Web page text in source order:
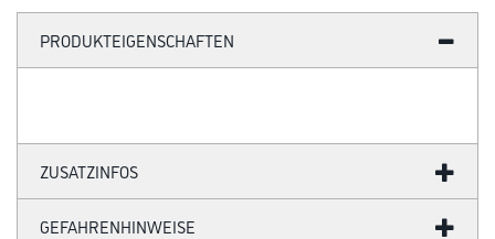
PRODUKTEIGENSCHAFTEN
ZUSATZINFOS
GEFAHRENHINWEISE